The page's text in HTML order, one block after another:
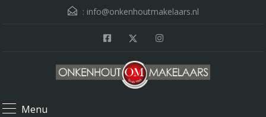
: info@onkenhoutmakelaars.nl
Menu